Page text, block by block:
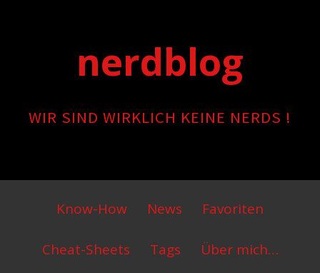
nerdblog
WIR SIND WIRKLICH KEINE NERDS !
Primary
Menu
Know-How News Favoriten
Cheat-Sheets Tags Über mich…